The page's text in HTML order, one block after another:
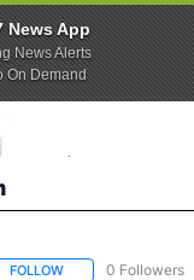
News App
News Alerts
On Demand
FOLLOW FOLLOW "CNN -
0 Followers